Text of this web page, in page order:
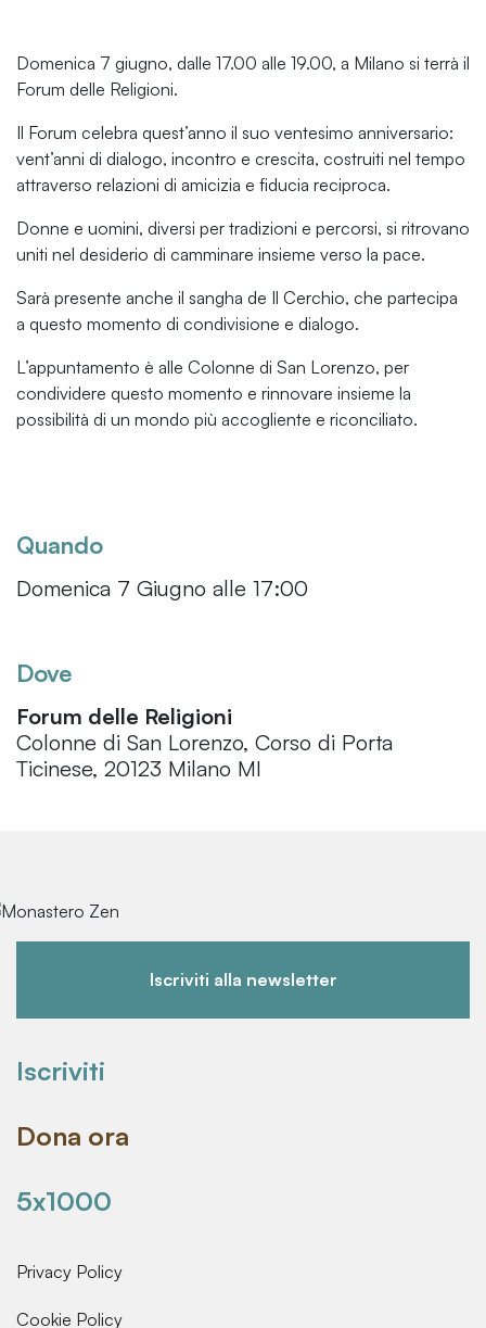
Domenica 7 giugno, dalle 17.00 alle 19.00, a Milano si terrà il
Forum delle Religioni.
Il Forum celebra quest’anno il suo ventesimo anniversario:
vent’anni di dialogo, incontro e crescita, costruiti nel tempo
attraverso relazioni di amicizia e fiducia reciproca.
Donne e uomini, diversi per tradizioni e percorsi, si ritrovano
uniti nel desiderio di camminare insieme verso la pace.
Sarà presente anche il sangha de Il Cerchio, che partecipa
a questo momento di condivisione e dialogo.
L’appuntamento è alle Colonne di San Lorenzo, per
condividere questo momento e rinnovare insieme la
possibilità di un mondo più accogliente e riconciliato.
Quando
Domenica 7 Giugno alle 17:00
Dove
Forum delle Religioni
Colonne di San Lorenzo, Corso di Porta
Ticinese, 20123 Milano MI
Iscriviti alla newsletter
Iscriviti
Dona ora
5x1000
Privacy Policy
Cookie Policy